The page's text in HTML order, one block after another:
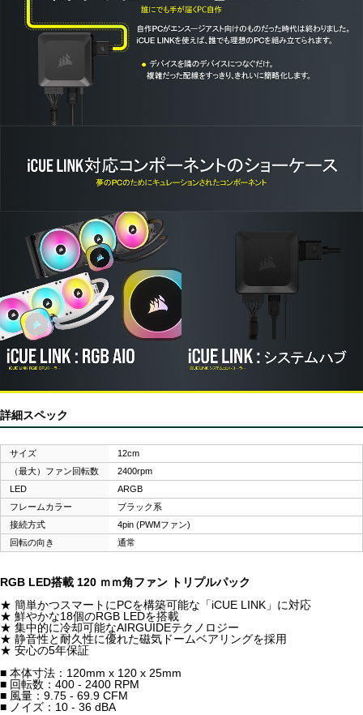
詳細スペック
サイズ
12cm
（最大）ファン回転数
2400rpm
LED
ARGB
フレームカラー
ブラック系
接続方式
4pin (PWMファン)
回転の向き
通常
RGB LED搭載 120 ｍｍ角ファン トリプルパック
★ 簡単かつスマートにPCを構築可能な「iCUE LINK」に対応
★ 鮮やかな18個のRGB LEDを搭載
★ 集中的に冷却可能なAIRGUIDEテクノロジー
★ 静音性と耐久性に優れた磁気ドームベアリングを採用
★ 安心の5年保証
■ 本体寸法：120mm x 120 x 25mm
■ 回転数：400 - 2400 RPM
■ 風量：9.75 - 69.9 CFM
■ ノイズ：10 - 36 dBA